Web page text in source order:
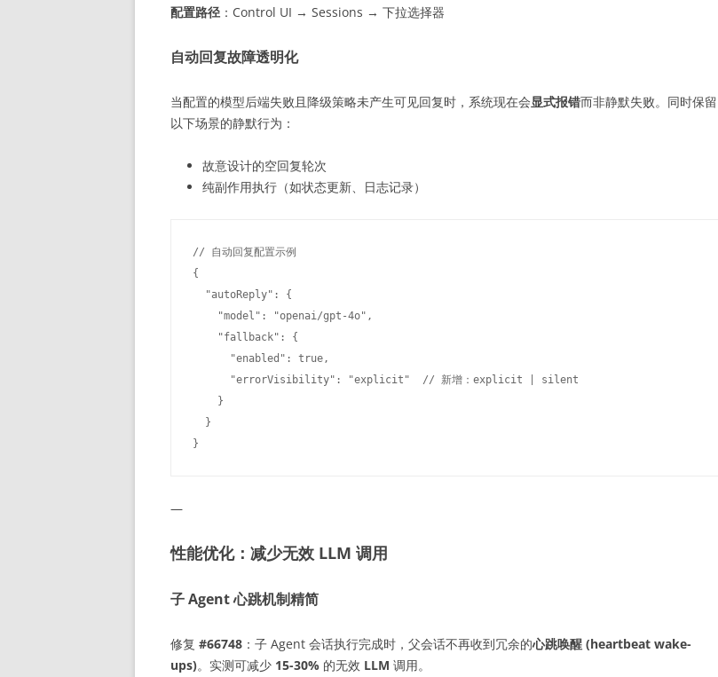
配置路径 ：Control UI → Sessions → 下拉选择器
自动回复故障透明化
当配置的模型后端失败且降级策略未产生可见回复时，系统现在会显式报错而非静默失败。同时保留
以下场景的静默行为：
故意设计的空回复轮次
纯副作用执行（如状态更新、日志记录）
// 自动回复配置示例
{
  "autoReply": {
    "model": "openai/gpt-4o",
    "fallback": {
      "enabled": true,
      "errorVisibility": "explicit"  // 新增：explicit | silent
    }
  }
—
性能优化：减少无效 LLM 调用
子 Agent 心跳机制精简
修复 #66748 ：子 Agent 会话执行完成时，父会话不再收到冗余的心跳唤醒 (heartbeat wake-
ups)。实测可减少 15-30% 的无效 LLM 调用。